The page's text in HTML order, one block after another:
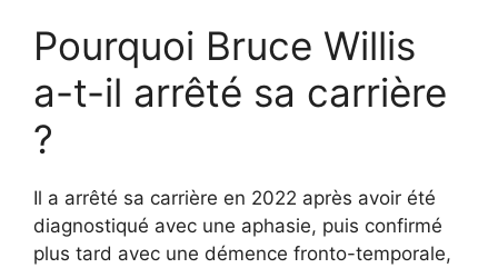
Pourquoi Bruce Willis
a-t-il arrêté sa carrière
?
Il a arrêté sa carrière en 2022 après avoir été
diagnostiqué avec une aphasie, puis confirmé
plus tard avec une démence fronto-temporale,